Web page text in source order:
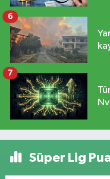
6
7
Süper Lig